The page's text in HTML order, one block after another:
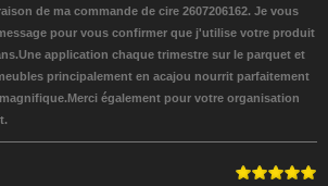
de ma commande de cire 2607206162. Je vous
pour vous confirmer que j'utilise votre produit
application chaque trimestre sur le parquet et
principalement en acajou nourrit parfaitement
également pour votre organisation